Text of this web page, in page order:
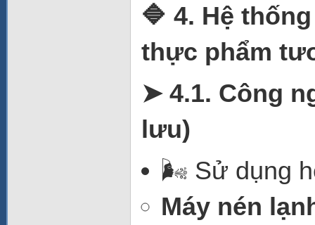
🔷 4. Hệ
thực phẩm
➤ 4.1. Công
lưu)
🌬️ Sử dụng
Máy nén